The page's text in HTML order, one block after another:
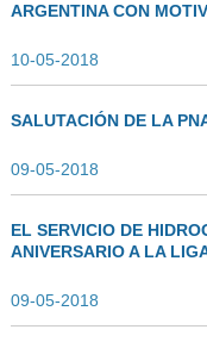
ARGENTINA CON
10-05-2018
SALUTACIÓN DE LA
09-05-2018
EL SERVICIO DE
ANIVERSARIO A LA
09-05-2018